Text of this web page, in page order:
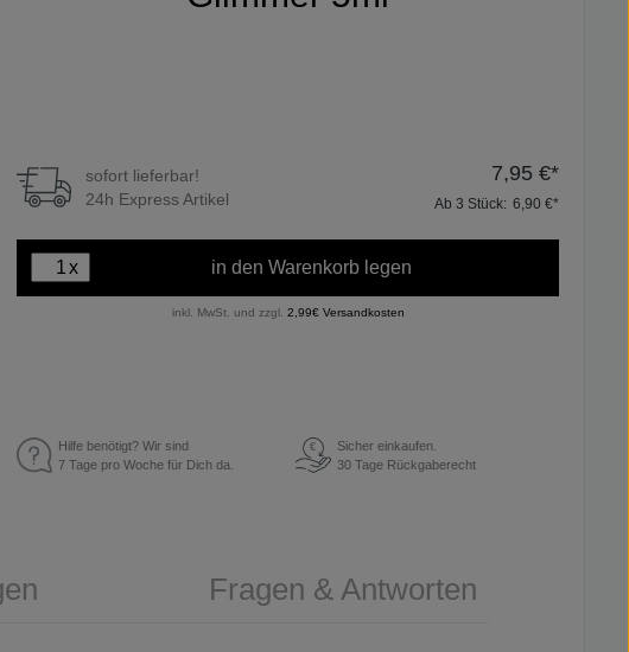
sofort lieferbar!
24h Express Artikel
7,95 €*
Ab 3 Stück: 6,90 €*
x in den Warenkorb legen
inkl. MwSt. und zzgl. 2,99€ Versandkosten
Hilfe benötigt? Wir sind
7 Tage pro Woche für Dich da.
€
Sicher einkaufen.
30 Tage Rückgaberecht
Fragen & Antworten